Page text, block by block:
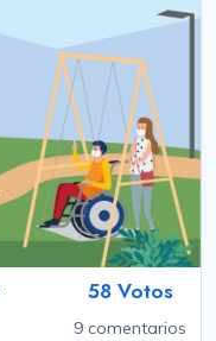
58 Votos
9 comentarios